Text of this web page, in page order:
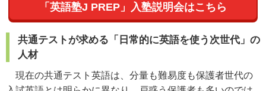
「英語塾J PREP」入塾説明会はこちら
共通テストが求める「日常的に英語を使う次世代」の
人材
現在の共通テスト英語は、分量も難易度も保護者世代の